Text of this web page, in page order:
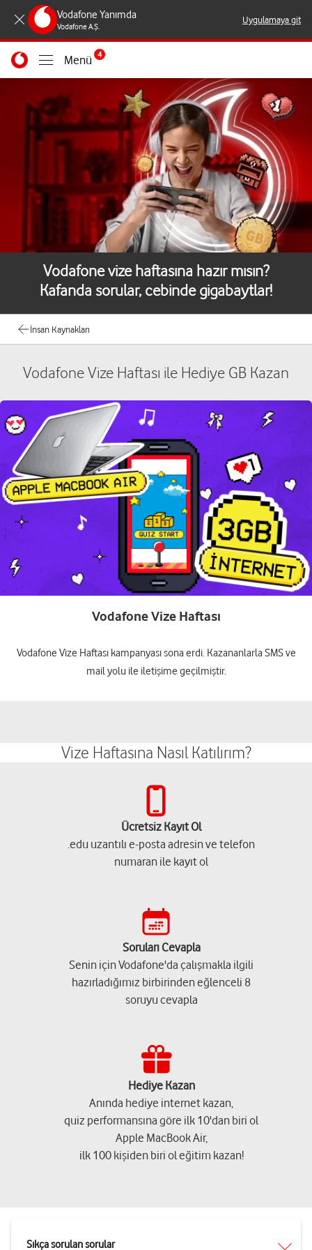
Vodafone Yanımda
Vodafone A.Ş.
Uygulamaya git
Menü 4
Vodafone vize haftasına hazır mısın?
Kafanda sorular, cebinde gigabaytlar!
İnsan Kaynakları
Vodafone Vize Haftası ile Hediye GB Kazan
Vodafone Vize Haftası
Vodafone Vize Haftası kampanyası sona erdi. Kazananlarla SMS ve
mail yolu ile iletişime geçilmiştir.
Vize Haftasına Nasıl Katılırım?
Ücretsiz Kayıt Ol
.edu uzantılı e-posta adresin ve telefon
numaran ile kayıt ol
Soruları Cevapla
Senin için Vodafone'da çalışmakla ilgili
hazırladığımız birbirinden eğlenceli 8
soruyu cevapla
Hediye Kazan
Anında hediye internet kazan,
quiz performansına göre ilk 10'dan biri ol
Apple MacBook Air,
ilk 100 kişiden biri ol eğitim kazan!
Sıkça sorulan sorular